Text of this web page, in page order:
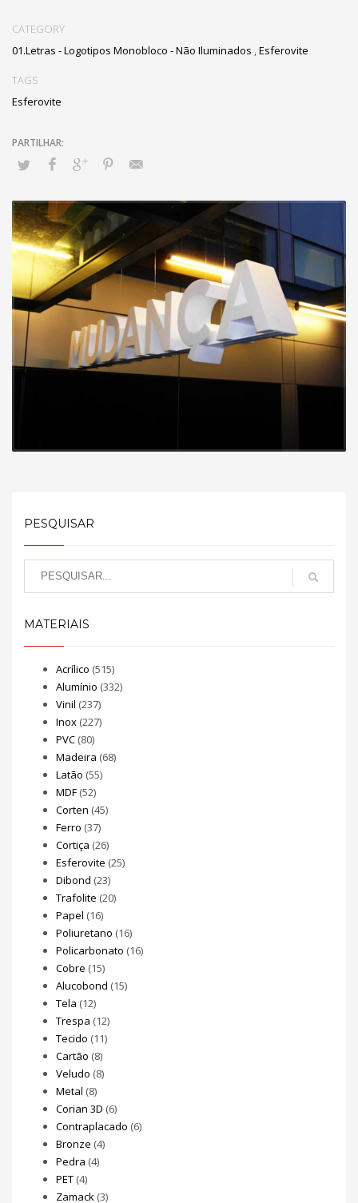
CATEGORY
01.Letras - Logotipos Monobloco - Não Iluminados ,Esferovite
TAGS
Esferovite
PESQUISAR
MATERIAIS
Acrílico (515)
Alumínio (332)
Vinil (237)
Inox (227)
PVC (80)
Madeira (68)
Latão (55)
MDF (52)
Corten (45)
Ferro (37)
Cortiça (26)
Esferovite (25)
Dibond (23)
Trafolite (20)
Papel (16)
Poliuretano (16)
Policarbonato (16)
Cobre (15)
Alucobond (15)
Tela (12)
Trespa (12)
Tecido (11)
Cartão (8)
Veludo (8)
Metal (8)
Corian 3D (6)
Contraplacado (6)
Bronze (4)
Pedra (4)
PET (4)
Zamack (3)